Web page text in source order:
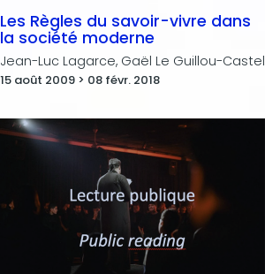
Les Règles du savoir-vivre dans
la société moderne
Jean-Luc Lagarce, Gaël Le Guillou-Castel
15 août 2009 > 08 févr. 2018